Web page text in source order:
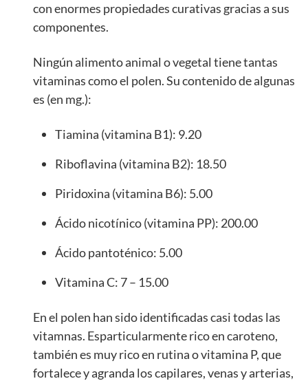
con enormes propiedades curativas gracias a sus
componentes.
Ningún alimento animal o vegetal tiene tantas
vitaminas como el polen. Su contenido de algunas
es (en mg.):
Tiamina (vitamina B1): 9.20
Riboflavina (vitamina B2): 18.50
Piridoxina (vitamina B6): 5.00
Ácido nicotínico (vitamina PP): 200.00
Ácido pantoténico: 5.00
Vitamina C: 7 – 15.00
En el polen han sido identificadas casi todas las
vitamnas. Esparticularmente rico en caroteno,
también es muy rico en rutina o vitamina P, que
fortalece y agranda los capilares, venas y arterias,